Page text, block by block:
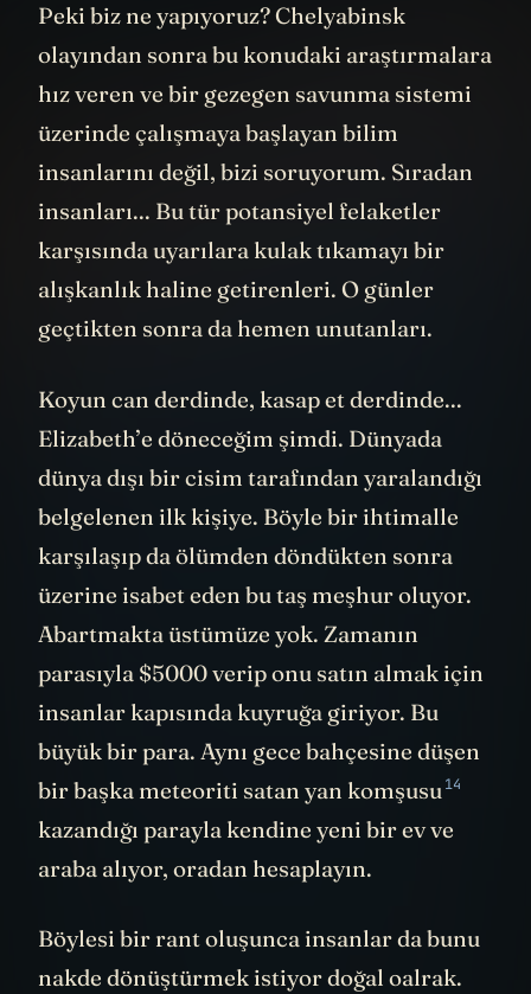
Peki biz ne yapıyoruz? Chelyabinsk
olayından sonra bu konudaki araştırmalara
hız veren ve bir gezegen savunma sistemi
üzerinde çalışmaya başlayan bilim
insanlarını değil, bizi soruyorum. Sıradan
insanları... Bu tür potansiyel felaketler
karşısında uyarılara kulak tıkamayı bir
alışkanlık haline getirenleri. O günler
geçtikten sonra da hemen unutanları.
Koyun can derdinde, kasap et derdinde...
Elizabeth’e döneceğim şimdi. Dünyada
dünya dışı bir cisim tarafından yaralandığı
belgelenen ilk kişiye. Böyle bir ihtimalle
karşılaşıp da ölümden döndükten sonra
üzerine isabet eden bu taş meşhur oluyor.
Abartmakta üstümüze yok. Zamanın
parasıyla $5000 verip onu satın almak için
insanlar kapısında kuyruğa giriyor. Bu
büyük bir para. Aynı gece bahçesine düşen
bir başka meteoriti satan yan komşusu 14
kazandığı parayla kendine yeni bir ev ve
araba alıyor, oradan hesaplayın.
Böylesi bir rant oluşunca insanlar da bunu
nakde dönüştürmek istiyor doğal oalrak.